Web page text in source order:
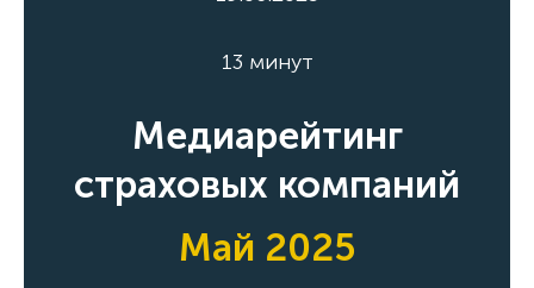
13 минут
Медиарейтинг
страховых компаний
Май 2025